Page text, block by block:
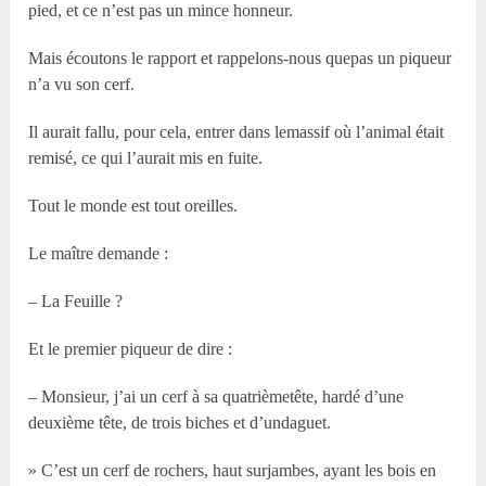
pied, et ce n’est pas un mince honneur.
Mais écoutons le rapport et rappelons-nous quepas un piqueur
n’a vu son cerf.
Il aurait fallu, pour cela, entrer dans lemassif où l’animal était
remisé, ce qui l’aurait mis en fuite.
Tout le monde est tout oreilles.
Le maître demande :
– La Feuille ?
Et le premier piqueur de dire :
– Monsieur, j’ai un cerf à sa quatrièmetête, hardé d’une
deuxième tête, de trois biches et d’undaguet.
» C’est un cerf de rochers, haut surjambes, ayant les bois en